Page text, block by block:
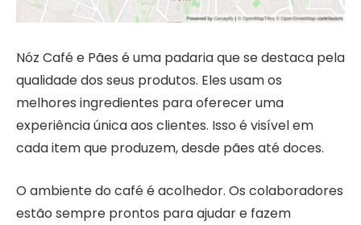
Nóz Café e Pães é uma padaria que se destaca pela
qualidade dos seus produtos. Eles usam os
melhores ingredientes para oferecer uma
experiência única aos clientes. Isso é visível em
cada item que produzem, desde pães até doces.
O ambiente do café é acolhedor. Os colaboradores
estão sempre prontos para ajudar e fazem